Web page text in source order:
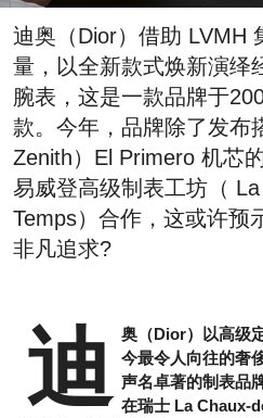
迪奥（Dior）借助 LVMH
量，以全新款式焕新演绎
腕表，这是一款品牌于
款。今年，品牌除了发布
Zenith）El Primero 机芯
易威登高级制表工坊（
Temps）合作，这或许预
非凡追求?
迪 奥（Dior）以高级
今最令人向往的奢
声名卓著的制表品
在瑞士 La Chaux-